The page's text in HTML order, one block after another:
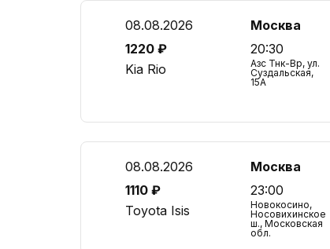
08.08.2026
1220 ₽
Kia Rio
Москва
20:30
Азс Тнк-Вр, ул.
Суздальская,
15А
08.08.2026
1110 ₽
Toyota Isis
Москва
23:00
Новокосино,
Носовихинское
ш., Московская
обл.